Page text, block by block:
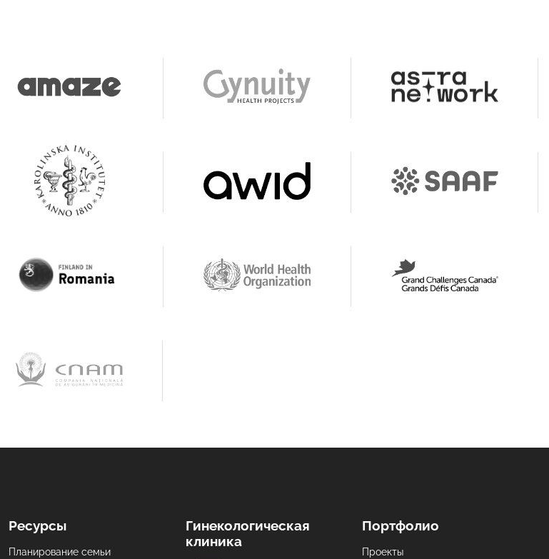
Ресурсы
Планирование семьи
Гинекологическая
клиника
Портфолио
Проекты